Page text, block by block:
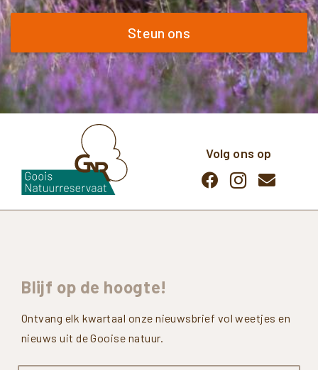
Steun ons
Volg ons op
Blijf op de hoogte!
Ontvang elk kwartaal onze nieuwsbrief vol weetjes en
nieuws uit de Gooise natuur.